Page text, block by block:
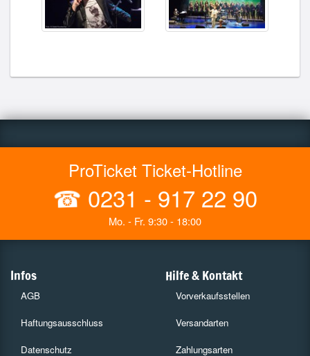
ProTicket Ticket-Hotline
☎ 0231 - 917 22 90
Mo. - Fr. 9:30 - 18:00
Infos
AGB
Haftungsausschluss
Datenschutz
Hilfe & Kontakt
Vorverkaufsstellen
Versandarten
Zahlungsarten